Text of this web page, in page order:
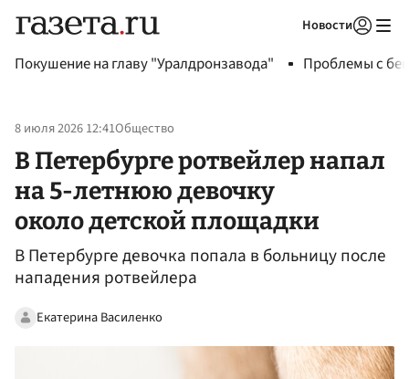
Новости
Покушение на главу "Уралдронзавода" Проблемы с
8 июля 2026 12:41Общество
В Петербурге ротвейлер напал
на 5-летнюю девочку
около детской площадки
В Петербурге девочка попала в больницу после
нападения ротвейлера
Екатерина Василенко